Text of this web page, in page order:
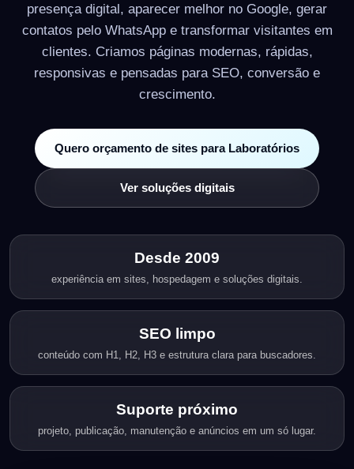
presença digital, aparecer melhor no Google, gerar
contatos pelo WhatsApp e transformar visitantes em
clientes. Criamos páginas modernas, rápidas,
responsivas e pensadas para SEO, conversão e
crescimento.
Quero orçamento de sites para Laboratórios
Ver soluções digitais
Desde 2009
experiência em sites, hospedagem e soluções digitais.
SEO limpo
conteúdo com H1, H2, H3 e estrutura clara para buscadores.
Suporte próximo
projeto, publicação, manutenção e anúncios em um só lugar.